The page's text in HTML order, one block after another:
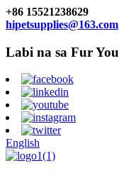
+86 15521238629
hipetsupplies@163.com
Labi na sa Fur You
English